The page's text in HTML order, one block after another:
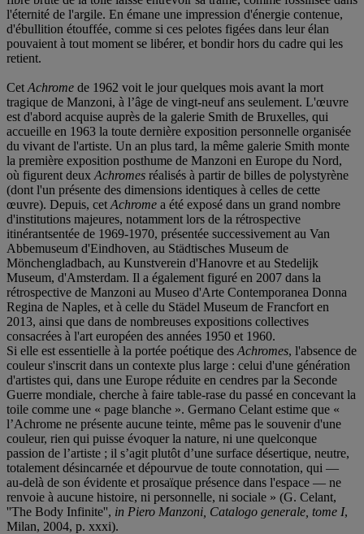
l'éternité de l'argile. En émane une impression d'énergie contenue,
d'ébullition étouffée, comme si ces pelotes figées dans leur élan
pouvaient à tout moment se libérer, et bondir hors du cadre qui les
retient.
Cet Achrome de 1962 voit le jour quelques mois avant la mort
tragique de Manzoni, à l’âge de vingt-neuf ans seulement. L'œuvre
est d'abord acquise auprès de la galerie Smith de Bruxelles, qui
accueille en 1963 la toute dernière exposition personnelle organisée
du vivant de l'artiste. Un an plus tard, la même galerie Smith monte
la première exposition posthume de Manzoni en Europe du Nord,
où figurent deux Achromes réalisés à partir de billes de polystyrène
(dont l'un présente des dimensions identiques à celles de cette
œuvre). Depuis, cet Achrome a été exposé dans un grand nombre
d'institutions majeures, notamment lors de la rétrospective
itinérantsentée de 1969-1970, présentée successivement au Van
Abbemuseum d'Eindhoven, au Städtisches Museum de
Mönchengladbach, au Kunstverein d'Hanovre et au Stedelijk
Museum, d'Amsterdam. Il a également figuré en 2007 dans la
rétrospective de Manzoni au Museo d'Arte Contemporanea Donna
Regina de Naples, et à celle du Städel Museum de Francfort en
2013, ainsi que dans de nombreuses expositions collectives
consacrées à l'art européen des années 1950 et 1960.
Si elle est essentielle à la portée poétique des Achromes, l'absence de
couleur s'inscrit dans un contexte plus large : celui d'une génération
d'artistes qui, dans une Europe réduite en cendres par la Seconde
Guerre mondiale, cherche à faire table-rase du passé en concevant la
toile comme une « page blanche ». Germano Celant estime que «
l’Achrome ne présente aucune teinte, même pas le souvenir d'une
couleur, rien qui puisse évoquer la nature, ni une quelconque
passion de l’artiste ; il s’agit plutôt d’une surface désertique, neutre,
totalement désincarnée et dépourvue de toute connotation, qui —
au-delà de son évidente et prosaïque présence dans l'espace — ne
renvoie à aucune histoire, ni personnelle, ni sociale » (G. Celant,
''The Body Infinite'', in Piero Manzoni, Catalogo generale, tome I,
Milan, 2004, p. xxxi).